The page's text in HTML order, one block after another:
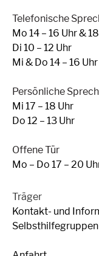
Telefonische
Mo 14 – 16 Uhr &
Di 10 – 12 Uhr
Mi & Do 14 – 16 Uhr
Persönliche
Mi 17 – 18 Uhr
Do 12 – 13 Uhr
Offene Tür
Mo – Do 17 – 20
Träger
Kontakt- und
Selbsthilfegruppen